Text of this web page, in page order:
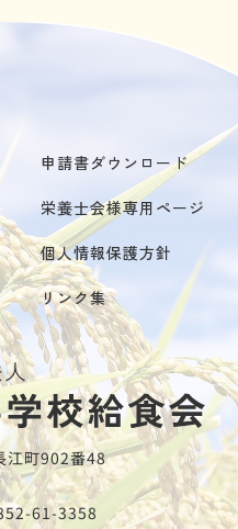
江町902番48
61-3358
申請書ダウンロード
栄養士会様専用ページ
個人情報保護方針
リンク集